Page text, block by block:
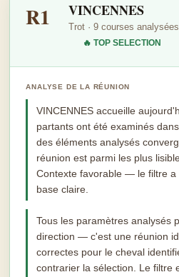
R1 VINCENNES
Trot · 9 courses
🔥 TOP SELECTION
ANALYSE DE LA RÉUNION
VINCENNES accueille
partants ont été examinés
des éléments analysés
réunion est parmi les plus
Contexte favorable — le filtre a
base claire.
Tous les paramètres analysés
direction — c'est une réunion
correctes pour le cheval
contrarier la sélection. Le